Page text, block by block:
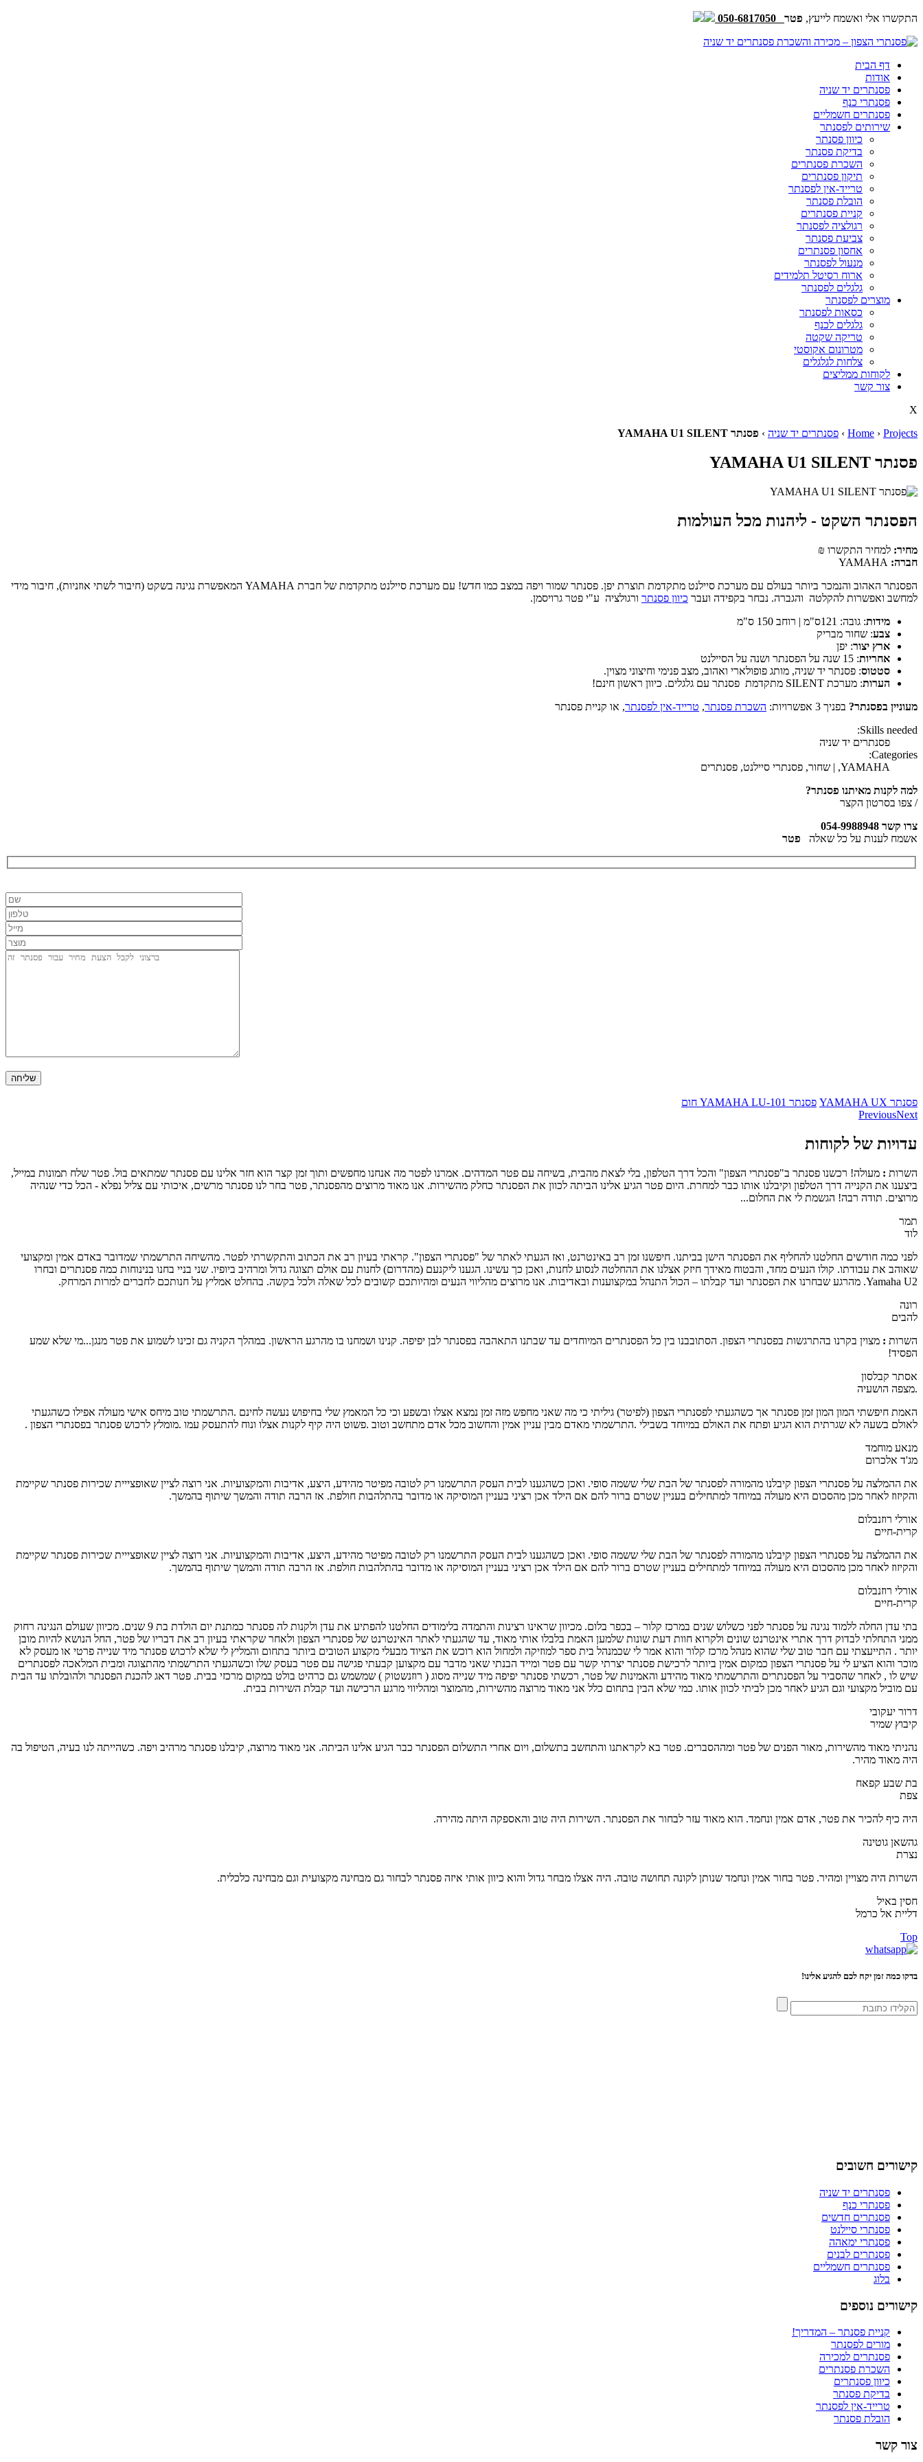
התקשרו אלי ואשמח לייעץ, פטר
דף הבית
אודות
פסנתרים יד שניה
פסנתרי כנף
פסנתרים חשמליים
שירותים לפסנתר
כיוון פסנתר
בדיקת פסנתר
השכרת פסנתרים
תיקון פסנתרים
טרייד-אין לפסנתר
הובלת פסנתר
קניית פסנתרים
רגולציה לפסנתר
צביעת פסנתר
אחסון פסנתרים
מנעול לפסנתר
ארוח רסיטל תלמידים
גלגלים לפסנתר
מוצרים לפסנתר
כסאות לפסנתר
גלגלים לכנף
טריקה שקטה
מטרונום אקוסטי
צלחות לגלגלים
לקוחות ממליצים
צור קשר
X
Home › Projects
› פסנתרים יד שניה › פסנתר YAMAHA U1 SILENT
פסנתר YAMAHA U1 SILENT
הפסנתר השקט - ליהנות מכל העולמות
מחיר: למחיר התקשרו ₪
חברה: YAMAHA
הפסנתר האהוב והנמכר ביותר בעולם עם מערכת סיילנט מתקדמת תוצרת יפן. פסנתר שמור ויפה במצב כמו חדש! עם מערכת סיילנט מתקדמת של חברת YAMAHA המאפשרת נגינה בשקט (חיבור לשתי אוזניות), חיבור מידי
למחשב ואפשרות להקלטה והגברה. נבחר בקפידה ועבר כיוון פסנתר ורגולציה ע"י פטר גרויסמן.
מידות: גובה: 121ס"מ | רוחב 150 ס"מ
צבע: שחור מבריק
ארץ יצור: יפן
אחריות: 15 שנה על הפסנתר ושנה על הסיילנט
סטטוס: פסנתר יד שניה, מותג פופולארי ואהוב, מצב פנימי וחיצוני מצוין.
הערות: מערכת SILENT מתקדמת פסנתר עם גלגלים. כיוון ראשון חינם!
מעוניין בפסנתר? בפניך 3 אפשרויות: השכרת פסנתר, טרייד-אין לפסנתר, או קניית פסנתר
Skills needed:
פסנתרים יד שניה
Categories:
YAMAHA, | שחור, פסנתרי סיילנט, פסנתרים
למה לקנות מאיתנו פסנתר?
/ צפו בסרטון הקצר
צרו קשר 054-9988948
אשמח לענות על כל שאלה פטר
פסנתר YAMAHA UX
פסנתר YAMAHA LU-101 חום
PreviousNext
עדויות של לקוחות
השרות : מעולה! רכשנו פסנתר ב"פסנתרי הצפון" והכל דרך הטלפון, בלי לצאת מהבית, בשיחה עם פטר המדהים. אמרנו לפטר מה אנחנו מחפשים ותוך זמן קצר הוא חזר אלינו עם פסנתר שמתאים בול. פטר שלח תמונות במייל,
ביצענו את הקנייה דרך הטלפון וקיבלנו אותו כבר למחרת. היום פטר הגיע אלינו הביתה לכוון את הפסנתר כחלק מהשירות. אנו מאוד מרוצים מהפסנתר, פטר בחר לנו פסנתר מרשים, איכותי עם צליל נפלא - הכל כדי שנהיה
מרוצים. תודה רבה! הגשמת לי את החלום...
תמר
לוד
לפני כמה חודשים החלטנו להחליף את הפסנתר הישן בביתנו. חיפשנו זמן רב באינטרנט, ואז הגעתי לאתר של "פסנתרי הצפון". קראתי בעיון רב את הכתוב והתקשרתי לפטר. מהשיחה התרשמתי שמדובר באדם אמין ומקצועי
שאוהב את עבודתו. קולו הנעים מחד, והבטוח מאידך חיזק אצלנו את ההחלטה לנסוע לחנות, ואכן כך עשינו. הגענו ליקנעם (מהדרום) לחנות עם אולם תצוגה גדול ומרהיב ביופיו. שני בניי בחנו בנינוחות כמה פסנתרים ובחרו
Yamaha U2. מהרגע שבחרנו את הפסנתר ועד קבלתו – הכול התנהל במקצוענות ובאדיבות. אנו מרוצים מהליווי הנעים ומהיותכם קשובים לכל שאלה ולכל בקשה. בהחלט אמליץ על חנותכם לחברים למרות המרחק.
רונה
להבים
השרות : מצוין בקרנו בהתרגשות בפסנתרי הצפון. הסתובבנו בין כל הפסנתרים המיוחדים עד שבתנו התאהבה בפסנתר לבן יפיפה. קנינו ושמחנו בו מהרגע הראשון. במהלך הקניה גם זכינו לשמוע את פטר מנגן...מי שלא שמע
הפסיד!
אסתר קבלסון
.מצפה הושעיה
האמת חיפשתי המון המון זמן פסנתר אך כשהגעתי לפסנתרי הצפון (לפיטר) גיליתי כי מה שאני מחפש מזה זמן נמצא אצלו ובשפע וכי כל המאמץ שלי בחיפוש נעשה לחינם .התרשמתי טוב מיחס אישי מעולה אפילו כשהגעתי
לאולם בשעה לא שגרתית הוא הגיע ופתח את האולם במיוחד בשבילי .התרשמתי מאדם מבין עניין אמין והחשוב מכל אדם מתחשב וטוב .פשוט היה קיף לקנות אצלו ונוח להתעסק עמו .מומלץ לרכוש פסנתר בפסנתרי הצפון .
מנאע מוחמד
מג'ד אלכרום
את ההמלצה על פסנתרי הצפון קיבלנו מהמורה לפסנתר של הבת שלי ששמה סופי. ואכן כשהגענו לבית העסק התרשמנו רק לטובה מפיטר מהידע, היצע, אדיבות והמקצועיות. אני רוצה לציין שאופצייית שכירות פסנתר שקיימת
והקיזוז לאחר מכן מהסכום היא מעולה במיוחד למתחילים בעניין שטרם ברור להם אם הילד אכן רציני בעניין המוסיקה או מדובר בהתלהבות חולפת. אז הרבה תודה והמשך שיתוף בהמשך.
אורלי רוזנבלום
קרית-חיים
את ההמלצה על פסנתרי הצפון קיבלנו מהמורה לפסנתר של הבת שלי ששמה סופי. ואכן כשהגענו לבית העסק התרשמנו רק לטובה מפיטר מהידע, היצע, אדיבות והמקצועיות. אני רוצה לציין שאופצייית שכירות פסנתר שקיימת
והקיזוז לאחר מכן מהסכום היא מעולה במיוחד למתחילים בעניין שטרם ברור להם אם הילד אכן רציני בעניין המוסיקה או מדובר בהתלהבות חולפת. אז הרבה תודה והמשך שיתוף בהמשך.
אורלי רוזנבלום
קרית-חיים
בתי עדן החלה ללמוד נגינה על פסנתר לפני כשלוש שנים במרכז קלור – בכפר בלום. מכיוון שראינו רצינות והתמדה בלימודים החלטנו להפתיע את עדן ולקנות לה פסנתר כמתנת יום הולדת בת 9 שנים. מכיוון שעולם הנגינה רחוק
ממני התחלתי לבדוק דרך אתרי אינטרנט שונים ולקרוא חוות דעת שונות שלמען האמת בלבלו אותי מאוד, עד שהגעתי לאתר האינטרנט של פסנתרי הצפון ולאחר שקראתי בעיון רב את דבריו של פטר, החל הנושא להיות מובן
יותר . התייעצתי עם חבר טוב שלי שהוא מנהל מרכז קלור והוא אמר לי שכמנהל בית ספר למוזיקה ולמחול הוא רוכש את הציוד מבעלי מקצוע הטובים ביותר בתחום והמליץ לי שלא לרכוש פסנתר מיד שנייה פרטי או מעסק לא
מוכר והוא הציע לי על פסנתרי הצפון כמקום אמין ביותר לרכישת פסנתר יצרתי קשר עם פטר ומייד הבנתי שאני מדבר עם מקצוען קבעתי פגישה עם פטר בעסק שלו וכשהגעתי התרשמתי מהתצוגה ומבית המלאכה לפסנתרים
שיש לו , לאחר שהסביר על הפסנתרים והתרשמתי מאוד מהידע והאמינות של פטר, רכשתי פסנתר יפיפה מיד שנייה מסוג ( רוזנשטוק ) שמשמש גם כרהיט בולט במקום מרכזי בבית. פטר דאג להכנת הפסנתר ולהובלתו עד הבית
עם מוביל מקצועי וגם הגיע לאחר מכן לביתי לכוון אותו. כמי שלא הבין בתחום כלל אני מאוד מרוצה מהשירות, מהמוצר ומהליווי מרגע הרכישה ועד קבלת השירות בבית.
דרור יעקובי
קיבוץ שמיר
נהניתי מאוד מהשירות, מאור הפנים של פטר ומההסברים. פטר בא לקראתנו והתחשב בתשלום, ויום אחרי התשלום הפסנתר כבר הגיע אלינו הביתה. אני מאוד מרוצה, קיבלנו פסנתר מרהיב ויפה. כשהייתה לנו בעיה, הטיפול בה
היה מאוד מהיר.
בת שבע קפאח
צפת
היה כיף להכיר את פטר, אדם אמין ונחמד. הוא מאוד עזר לבחור את הפסנתר. השירות היה טוב והאספקה היתה מהירה.
גהשאן גוטינה
נצרת
השרות היה מצויין ומהיר. פטר בחור אמין ונחמד שנותן לקונה תחושה טובה. היה אצלו מבחר גדול והוא כיוון אותי איזה פסנתר לבחור גם מבחינה מקצועית וגם מבחינה כלכלית.
חסין באיל
דליית אל כרמל
Top
בדקו כמה זמן יקח לכם להגיע אלינו!
קישורים חשובים
פסנתרים יד שניה
פסנתרי כנף
פסנתרים חדשים
פסנתרי סיילנט
פסנתרי ימאהה
פסנתרים לבנים
פסנתרים חשמליים
בלוג
קישורים נוספים
קניית פסנתר – המדריך!
מורים לפסנתר
פסנתרים למכירה
השכרת פסנתרים
כיוון פסנתרים
בדיקת פסנתר
טרייד-אין לפסנתר
הובלת פסנתר
צור קשר